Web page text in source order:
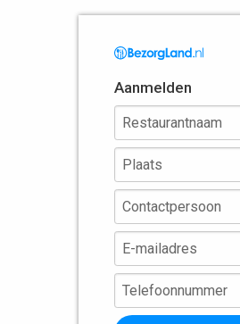
Aanmelden